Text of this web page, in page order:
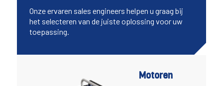
Onze ervaren sales engineers helpen u graag bij
het selecteren van de juiste oplossing voor uw
toepassing.
Motoren